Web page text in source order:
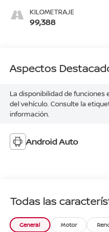
KILOMETRAJE
99,388
Aspectos
La disponibilidad de
del vehículo. Consulte la
información.
Android Auto
Todas las
General Motor